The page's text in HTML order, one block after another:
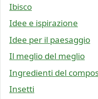
Ibisco
Idee e ispirazione
Idee per il paesaggio
Il meglio del meglio
Ingredienti del
Insetti